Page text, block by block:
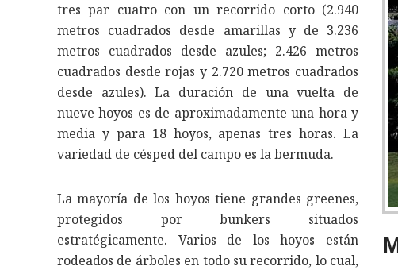
tres par cuatro con un recorrido corto (2.940
metros cuadrados desde amarillas y de 3.236
metros cuadrados desde azules; 2.426 metros
cuadrados desde rojas y 2.720 metros cuadrados
desde azules). La duración de una vuelta de
nueve hoyos es de aproximadamente una hora y
media y para 18 hoyos, apenas tres horas. La
variedad de césped del campo es la bermuda.
La mayoría de los hoyos tiene grandes greenes,
protegidos por bunkers situados
estratégicamente. Varios de los hoyos están
rodeados de árboles en todo su recorrido, lo cual,